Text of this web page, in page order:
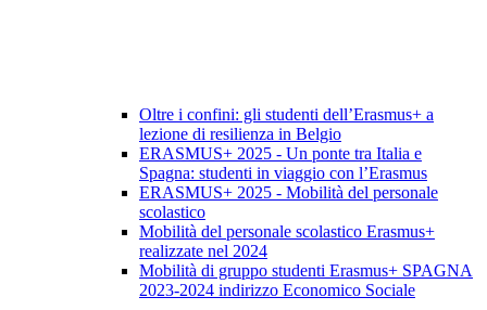
Oltre i confini: gli studenti dell’Erasmus+ a
lezione di resilienza in Belgio
ERASMUS+ 2025 - Un ponte tra Italia e
Spagna: studenti in viaggio con l’Erasmus
ERASMUS+ 2025 - Mobilità del personale
scolastico
Mobilità del personale scolastico Erasmus+
realizzate nel 2024
Mobilità di gruppo studenti Erasmus+ SPAGNA
2023-2024 indirizzo Economico Sociale